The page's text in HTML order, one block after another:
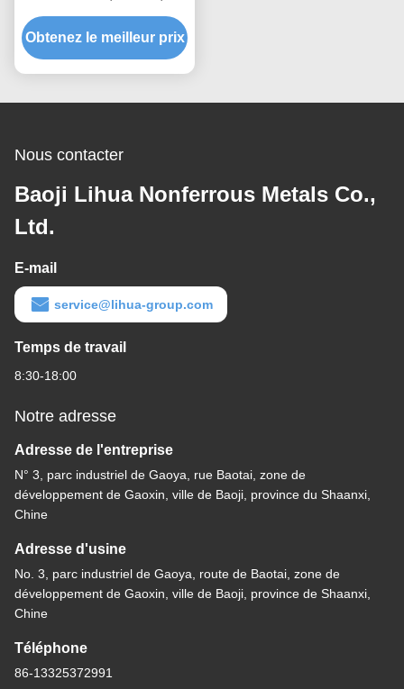
filetage UNC 5mm-
500mm
Obtenez le meilleur prix
Nous contacter
Baoji Lihua Nonferrous Metals Co.,
Ltd.
E-mail
service@lihua-group.com
Temps de travail
8:30-18:00
Notre adresse
Adresse de l'entreprise
N° 3, parc industriel de Gaoya, rue Baotai, zone de
développement de Gaoxin, ville de Baoji, province du Shaanxi,
Chine
Adresse d'usine
No. 3, parc industriel de Gaoya, route de Baotai, zone de
développement de Gaoxin, ville de Baoji, province de Shaanxi,
Chine
Téléphone
86-13325372991